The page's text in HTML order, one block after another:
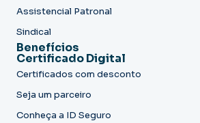
Assistencial Patronal
Sindical
Benefícios
Certificado Digital
Certificados com desconto
Seja um parceiro
Conheça a ID Seguro